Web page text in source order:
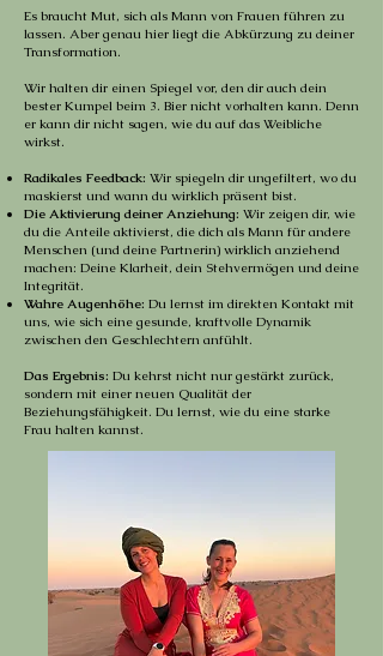
Es braucht Mut, sich als Mann von Frauen führen zu
lassen. Aber genau hier liegt die Abkürzung zu deiner
Transformation.
Wir halten dir einen Spiegel vor, den dir auch dein
bester Kumpel beim 3. Bier nicht vorhalten kann. Denn
er kann dir nicht sagen, wie du auf das Weibliche
wirkst.
Radikales Feedback: Wir spiegeln dir ungefiltert, wo du
maskierst und wann du wirklich präsent bist.
Die Aktivierung deiner Anziehung: Wir zeigen dir, wie
du die Anteile aktivierst, die dich als Mann für andere
Menschen (und deine Partnerin) wirklich anziehend
machen: Deine Klarheit, dein Stehvermögen und deine
Integrität.
Wahre Augenhöhe: Du lernst im direkten Kontakt mit
uns, wie sich eine gesunde, kraftvolle Dynamik
zwischen den Geschlechtern anfühlt.
Das Ergebnis: Du kehrst nicht nur gestärkt zurück,
sondern mit einer neuen Qualität der
Beziehungsfähigkeit. Du lernst, wie du eine starke
Frau halten kannst.